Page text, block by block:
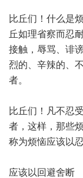
比丘们！什么是
丘如理省察而忍
接触，辱骂、诽
烈的、辛辣的、
者。
比丘们！凡不忍
者，这样，那些
称为烦恼应该以
应该以回避舍断